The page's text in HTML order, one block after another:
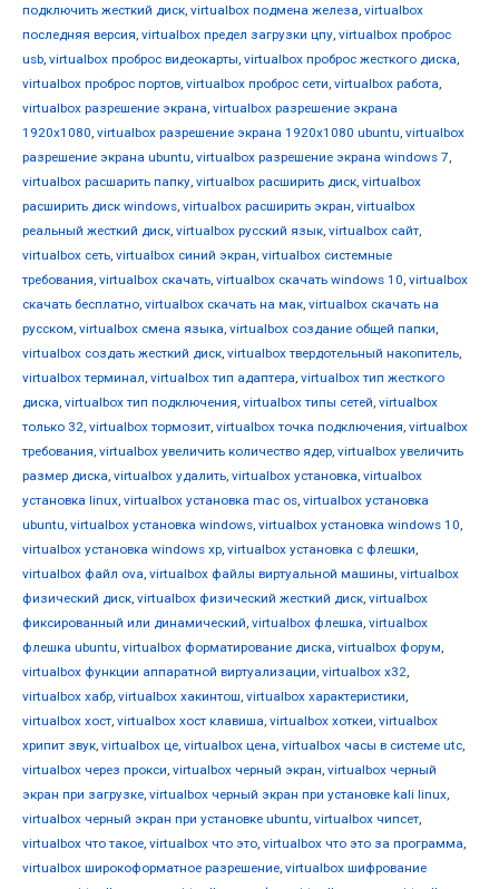
подключить жесткий диск, virtualbox подмена железа, virtualbox
последняя версия, virtualbox предел загрузки цпу, virtualbox проброс
usb, virtualbox проброс видеокарты, virtualbox проброс жесткого диска,
virtualbox проброс портов, virtualbox проброс сети, virtualbox работа,
virtualbox разрешение экрана, virtualbox разрешение экрана
1920x1080, virtualbox разрешение экрана 1920x1080 ubuntu, virtualbox
разрешение экрана ubuntu, virtualbox разрешение экрана windows 7,
virtualbox расшарить папку, virtualbox расширить диск, virtualbox
расширить диск windows, virtualbox расширить экран, virtualbox
реальный жесткий диск, virtualbox русский язык, virtualbox сайт,
virtualbox сеть, virtualbox синий экран, virtualbox системные
требования, virtualbox скачать, virtualbox скачать windows 10, virtualbox
скачать бесплатно, virtualbox скачать на мак, virtualbox скачать на
русском, virtualbox смена языка, virtualbox создание общей папки,
virtualbox создать жесткий диск, virtualbox твердотельный накопитель,
virtualbox терминал, virtualbox тип адаптера, virtualbox тип жесткого
диска, virtualbox тип подключения, virtualbox типы сетей, virtualbox
только 32, virtualbox тормозит, virtualbox точка подключения, virtualbox
требования, virtualbox увеличить количество ядер, virtualbox увеличить
размер диска, virtualbox удалить, virtualbox установка, virtualbox
установка linux, virtualbox установка mac os, virtualbox установка
ubuntu, virtualbox установка windows, virtualbox установка windows 10,
virtualbox установка windows xp, virtualbox установка с флешки,
virtualbox файл ova, virtualbox файлы виртуальной машины, virtualbox
физический диск, virtualbox физический жесткий диск, virtualbox
фиксированный или динамический, virtualbox флешка, virtualbox
флешка ubuntu, virtualbox форматирование диска, virtualbox форум,
virtualbox функции аппаратной виртуализации, virtualbox х32,
virtualbox хабр, virtualbox хакинтош, virtualbox характеристики,
virtualbox хост, virtualbox хост клавиша, virtualbox хоткеи, virtualbox
хрипит звук, virtualbox це, virtualbox цена, virtualbox часы в системе utc,
virtualbox через прокси, virtualbox черный экран, virtualbox черный
экран при загрузке, virtualbox черный экран при установке kali linux,
virtualbox черный экран при установке ubuntu, virtualbox чипсет,
virtualbox что такое, virtualbox что это, virtualbox что это за программа,
virtualbox широкоформатное разрешение, virtualbox шифрование